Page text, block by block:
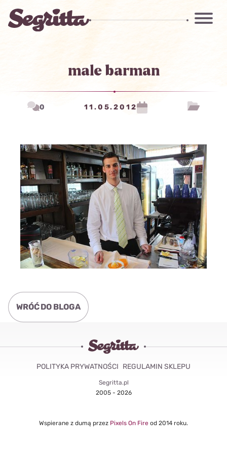
male barman
0 11.05.2012
WRÓĆ DO BLOGA
Segritta.pl
2005 - 2026
POLITYKA PRYWATNOŚCI REGULAMIN SKLEPU
Wspierane z dumą przez Pixels On Fire od 2014 roku.